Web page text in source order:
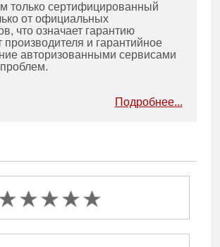
только сертифицированный
от официальных
что означает гарантию
производителя и гарантийное
авторизованными сервисами
Подробнее...